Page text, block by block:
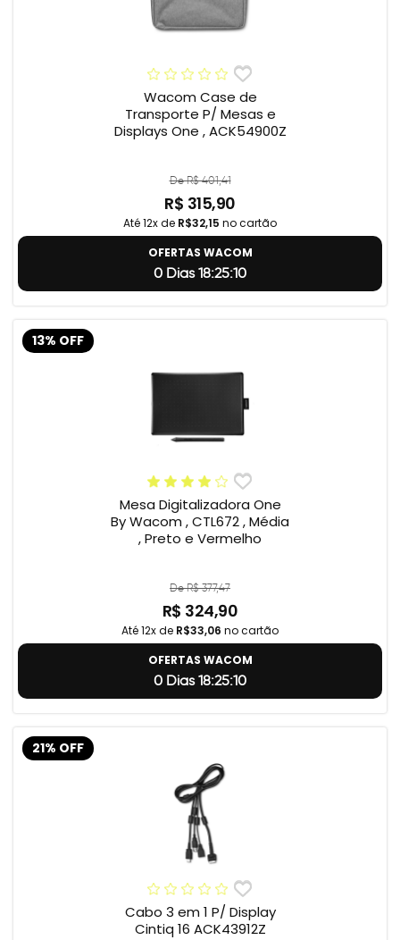
Wacom Case de
Transporte P/ Mesas e
Displays One , ACK54900Z
De R$ 401,41
R$ 315,90
Até 12x de R$32,15 no cartão
OFERTAS WACOM
0 Dias 18:25:9
13% OFF
Mesa Digitalizadora One
By Wacom , CTL672 , Média
, Preto e Vermelho
De R$ 377,47
R$ 324,90
Até 12x de R$33,06 no cartão
OFERTAS WACOM
0 Dias 18:25:9
21% OFF
Cabo 3 em 1 P/ Display
Cintiq 16 ACK43912Z